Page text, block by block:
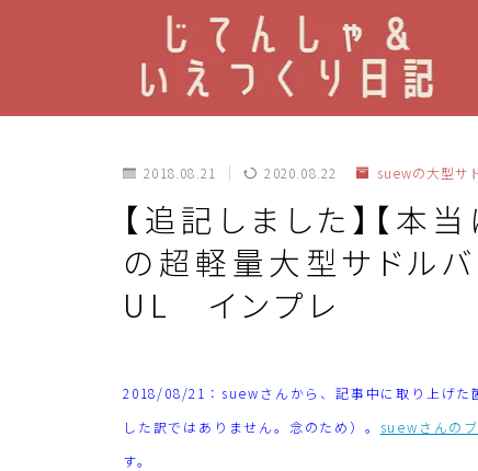
2018.08.21 2020.08.22 suewの大型サ
【追記しました】【本
の超軽量大型サドル
UL インプレ
2018/08/21：suewさんから、記事中に取り上げた
した訳ではありません。念のため）。 suewさんの
す。